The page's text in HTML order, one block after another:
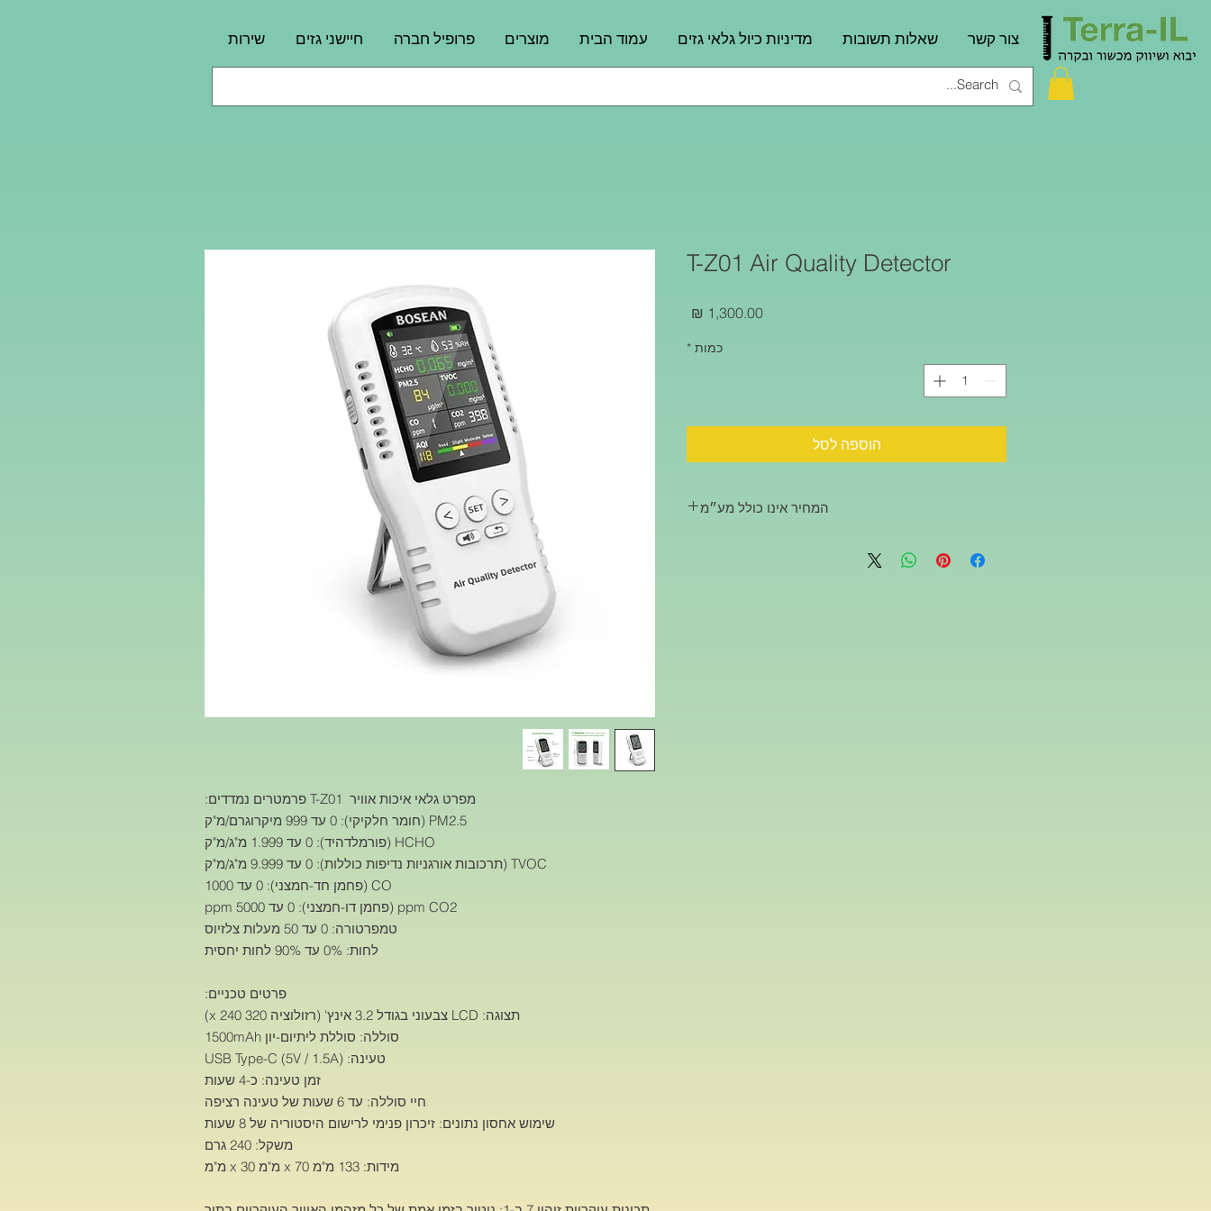
שירות חיישני גזים פרופיל חברה מוצרים עמוד הבית מדיניות כיול גלאי גזים שאלות תשובות צור קשר
מפרט גלאי איכות אוויר T-Z01 פרמטרים נמדדים:
PM2.5 (חומר חלקיקי): 0 עד 999 מיקרוגרם/מ"ק
HCHO (פורמלדהיד): 0 עד 1.999 מ"ג/מ"ק
TVOC (תרכובות אורגניות נדיפות כוללות): 0 עד 9.999 מ"ג/מ"ק
CO (פחמן חד-חמצני): 0 עד 1000
ppm CO2 (פחמן דו-חמצני): 0 עד 5000 ppm
טמפרטורה: 0 עד 50 מעלות צלזיוס
לחות: 0% עד 90% לחות יחסית
פרטים טכניים:
תצוגה: LCD צבעוני בגודל 3.2 אינץ' (רזולוציה 320 x 240)
סוללה: סוללת ליתיום-יון 1500mAh
טעינה: USB Type-C (5V / 1.5A)
זמן טעינה: כ-4 שעות
חיי סוללה: עד 6 שעות של טעינה רציפה
שימוש אחסון נתונים: זיכרון פנימי לרישום היסטוריה של 8 שעות
משקל: 240 גרם
מידות: 133 מ"מ x 70 מ"מ x 30 מ"מ
T-Z01 Air Quality Detector
כמות *
הוספה לסל
המחיר אינו כולל מע״מ